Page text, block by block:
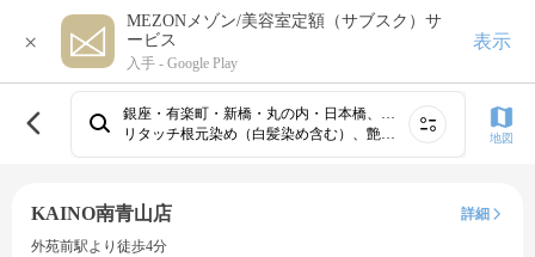
×
MEZONメゾン/美容室定額（サブスク）サ
ービス
入手 - Google Play
表示
地図
KAINO南青山店
詳細
外苑前駅より徒歩4分